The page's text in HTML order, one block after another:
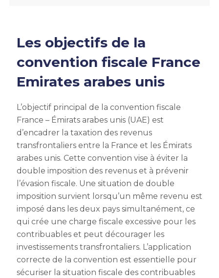
Les objectifs de la
convention fiscale France
Emirates arabes unis
L’objectif principal de la convention fiscale
France – Émirats arabes unis (UAE) est
d’encadrer la taxation des revenus
transfrontaliers entre la France et les Émirats
arabes unis. Cette convention vise à éviter la
double imposition des revenus et à prévenir
l’évasion fiscale. Une situation de double
imposition survient lorsqu’un même revenu est
imposé dans les deux pays simultanément, ce
qui crée une charge fiscale excessive pour les
contribuables et peut décourager les
investissements transfrontaliers. L’application
correcte de la convention est essentielle pour
sécuriser la situation fiscale des contribuables